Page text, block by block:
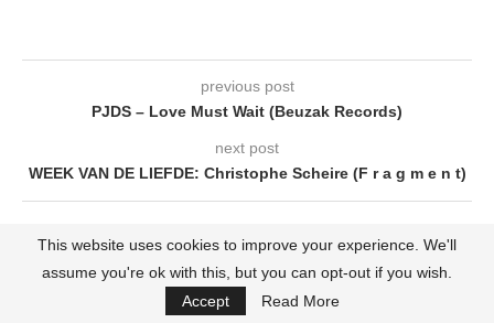
previous post
PJDS – Love Must Wait (Beuzak Records)
next post
WEEK VAN DE LIEFDE: Christophe Scheire (F r a g m e n t)
YOU MAY ALSO LIKE
This website uses cookies to improve your experience. We'll
assume you're ok with this, but you can opt-out if you wish.
Accept
Read More